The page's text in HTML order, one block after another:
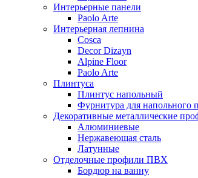
Интерьерные панели
Paolo Arte
Интерьерная лепнина
Cosca
Decor Dizayn
Alpine Floor
Paolo Arte
Плинтуса
Плинтус напольный
Фурнитура для напольного
Декоративные металлические
Алюминиевые
Нержавеющая сталь
Латунные
Отделочные профили ПВХ
Бордюр на ванну